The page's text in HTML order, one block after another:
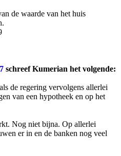
de waarde van het huis
schreef Kumerian het volgende:
de regering vervolgens allerlei
van een hypotheek en op het
Nog niet bijna. Op allerlei
er in en de banken nog veel